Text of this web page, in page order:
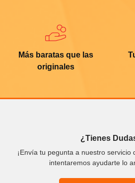
Más baratas que las
originales
¿Tienes
¡Envía tu pegunta a nuestro servicio
intentaremos ayudarte lo